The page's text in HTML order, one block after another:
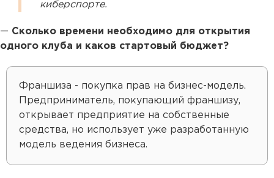
киберспорте.
— Сколько времени необходимо для открытия
одного клуба и каков стартовый бюджет?
Франшиза - покупка прав на бизнес-модель.
Предприниматель, покупающий франшизу,
открывает предприятие на собственные
средства, но использует уже разработанную
модель ведения бизнеса.